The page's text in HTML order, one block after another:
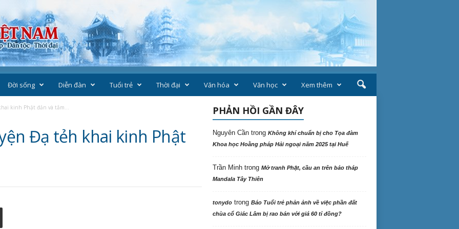
Đời sống Diễn đàn Tuổi trẻ Thời đại Văn hóa Văn học Xem thêm
kinh Phật đản và tắm...
Đạ tẻh khai kinh Phật
PHẢN HỒI GẦN ĐÂY
Nguyên Cầntrong Không khí chuẩn bị cho Tọa đàm
Khoa học Hoằng pháp Hải ngoại năm 2025 tại Huế
Trần Minhtrong Mở tranh Phật, cầu an trên bảo tháp
Mandala Tây Thiên
tonydotrong Báo Tuổi trẻ phản ảnh về việc phần đất
chùa cổ Giác Lâm bị rao bán với giá 60 tỉ đồng?